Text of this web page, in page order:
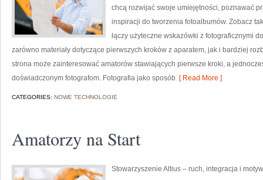
chcą rozwijać swoje umiejętności, poznawać
inspiracji do tworzenia fotoalbumów. Zobacz
łączy użyteczne wskazówki z fotograficznymi
zarówno materiały dotyczące pierwszych kroków z aparatem, jak i bardziej
strona może zainteresować amatorów stawiających pierwsze kroki, a
doświadczonym fotografom. Fotografia jako sposób [ Read More ]
CATEGORIES: NOWE TECHNOLOGIE
Amatorzy na Start
Stowarzyszenie Altius – ruch, integracja i